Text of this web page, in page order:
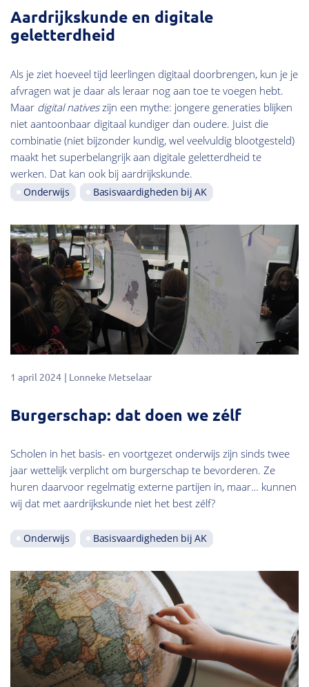
Aardrijkskunde en digitale
geletterdheid
Als je ziet hoeveel tijd leerlingen digitaal doorbrengen, kun je je
afvragen wat je daar als leraar nog aan toe te voegen hebt.
Maar digital nativeszijn een mythe: jongere generaties blijken
niet aantoonbaar digitaal kundiger dan oudere. Juist die
combinatie (niet bijzonder kundig, wel veelvuldig blootgesteld)
maakt het superbelangrijk aan digitale geletterdheid te
werken. Dat kan ook bij aardrijkskunde.
Onderwijs Basisvaardigheden bij AK
1 april 2024 Lonneke Metselaar
Burgerschap: dat doen we zélf
Scholen in het basis- en voortgezet onderwijs zijn sinds twee
jaar wettelijk verplicht om burgerschap te bevorderen. Ze
huren daarvoor regelmatig externe partijen in, maar… kunnen
wij dat met aardrijkskunde niet het best zélf?
Onderwijs Basisvaardigheden bij AK